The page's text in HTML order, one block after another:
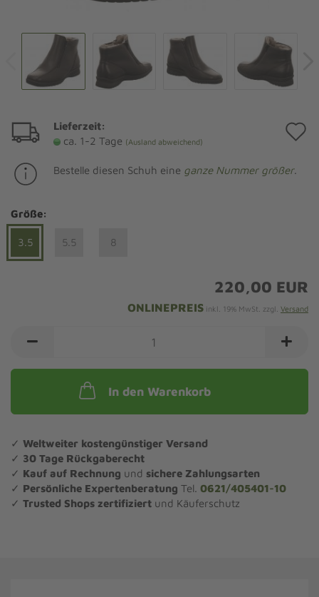
Lieferzeit:
ca. 1-2 Tage (Ausland abweichend)
Bestelle diesen Schuh eine ganze Nummer größer.
Größe:
3.5 5.5 8
220,00 EUR
ONLINEPREIS inkl. 19% MwSt. zzgl. Versand
In den Warenkorb
✓ Weltweiter kostengünstiger Versand
✓ 30 Tage Rückgaberecht
✓ Kauf auf Rechnung und sichere Zahlungsarten
✓ Persönliche Expertenberatung Tel. 0621/405401-10
✓ Trusted Shops zertifiziert und Käuferschutz